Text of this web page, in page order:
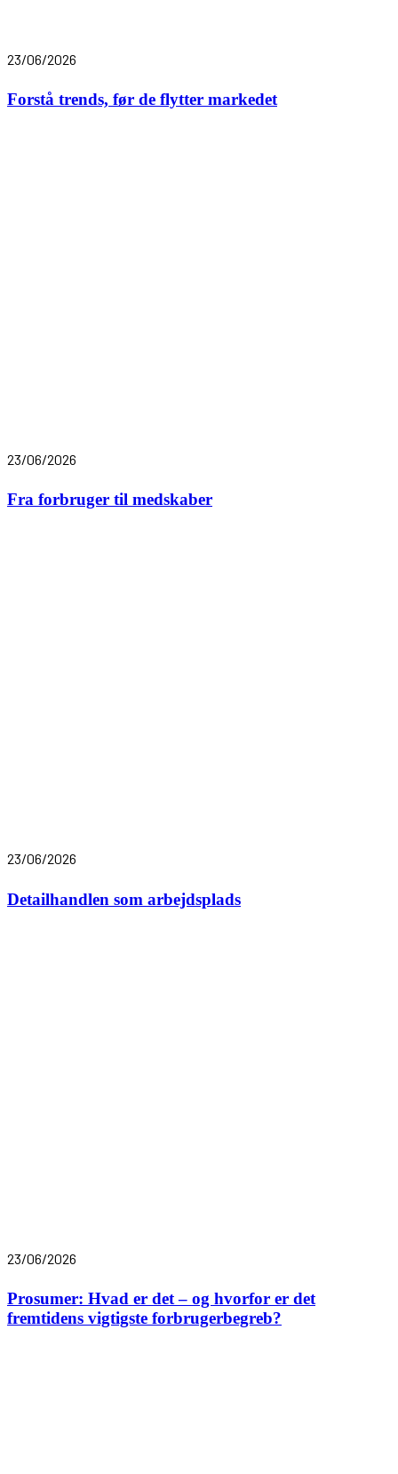
23/06/2026
Forstå trends, før de flytter markedet
23/06/2026
Fra forbruger til medskaber
23/06/2026
Detailhandlen som arbejdsplads
23/06/2026
Prosumer: Hvad er det – og hvorfor er det
fremtidens vigtigste forbrugerbegreb?